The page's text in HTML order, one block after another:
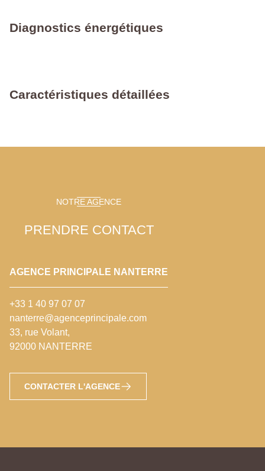
Diagnostics énergétiques
Caractéristiques détaillées
NOTRE AGENCE
PRENDRE CONTACT
AGENCE PRINCIPALE NANTERRE
+33 1 40 97 07 07
nanterre@agenceprincipale.com
33, rue Volant,
92000 NANTERRE
CONTACTER L'AGENCE